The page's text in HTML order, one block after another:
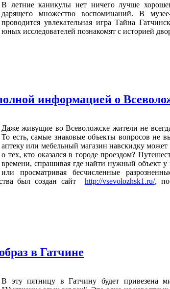
В летние каникулы нет ничего лучше
дарящего множество воспоминаний. В
проводится увлекательная игра Тайна
юных исследователей познакомят с историей
информацией о
Даже живущие во Всеволожске жители не
То есть, самые знаковые объекты вопросов
аптеку или мебельный магазин навскидку
о тех, кто оказался в городе проездом?
времени, спрашивая где найти нужный объект
или просматривая бесчисленные
был создан сайт http://vsevolozhsk1.ru/,
в Гатчине
В эту пятницу в Гатчину будет привезена